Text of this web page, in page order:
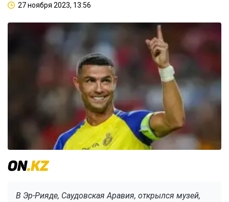
27 ноября 2023, 13:56
В Эр-Рияде, Саудовская Аравия, открылся музей,